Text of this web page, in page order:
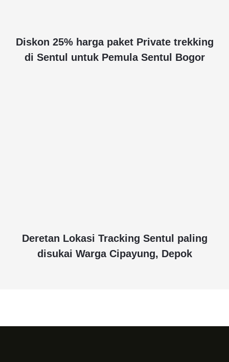
Diskon 25% harga paket Private trekking
di Sentul untuk Pemula Sentul Bogor
Deretan Lokasi Tracking Sentul paling
disukai Warga Cipayung, Depok